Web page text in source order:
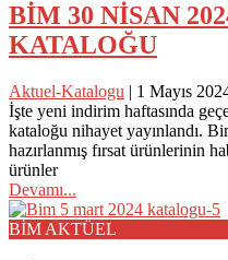
BİM 30 NİSAN
KATALOĞU
Aktuel-Katalogu | 1 Mayıs
İşte yeni indirim haftasında
kataloğu nihayet yayınlandı.
hazırlanmış fırsat ürünlerinin
ürünler
Devamı...
BİM AKTÜEL